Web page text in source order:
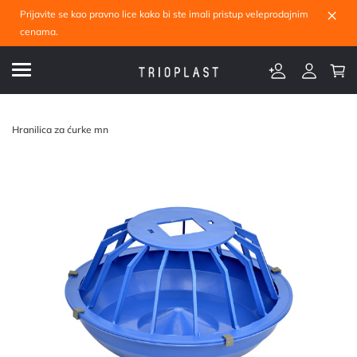
Prijavite se kao pravno lice kako bi ste imali pristup veleprodajnim
cenama.
×
Hranilica za ćurke mn